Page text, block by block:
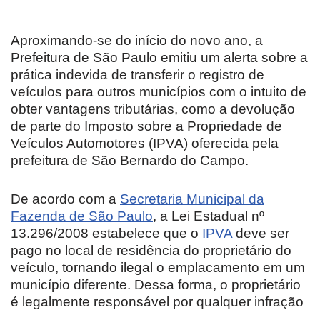
Aproximando-se do início do novo ano, a
Prefeitura de São Paulo emitiu um alerta sobre a
prática indevida de transferir o registro de
veículos para outros municípios com o intuito de
obter vantagens tributárias, como a devolução
de parte do Imposto sobre a Propriedade de
Veículos Automotores (IPVA) oferecida pela
prefeitura de São Bernardo do Campo.
De acordo com a Secretaria Municipal da
Fazenda de São Paulo, a Lei Estadual nº
13.296/2008 estabelece que o IPVA deve ser
pago no local de residência do proprietário do
veículo, tornando ilegal o emplacamento em um
município diferente. Dessa forma, o proprietário
é legalmente responsável por qualquer infração